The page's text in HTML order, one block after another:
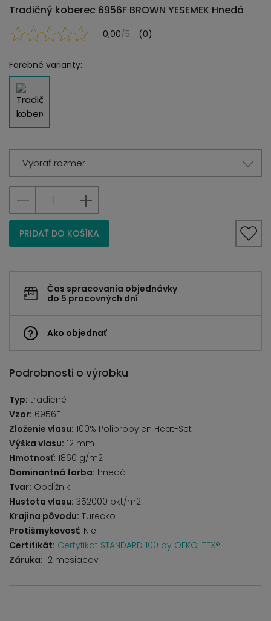
Tradičný koberec 6956F BROWN YESEMEK Hnedá
0,00/5 (0)
Farebné varianty:
Vybrať rozmer
PRIDAŤ DO KOŠÍKA
Čas spracovania objednávky
do 5 pracovných dní
Ako objednať
Podrobnosti o výrobku
Typ: tradičné
Vzor: 6956F
Zloženie vlasu: 100% Polipropylen Heat-Set
Výška vlasu: 12 mm
Hmotnosť: 1860 g/m2
Dominantná farba: hnedá
Tvar: Obdĺžnik
Hustota vlasu: 352000 pkt/m2
Krajina pôvodu: Turecko
Protišmykovosť: Nie
Certifikát: Certyfikat STANDARD 100 by OEKO-TEX®
Záruka: 12 mesiacov